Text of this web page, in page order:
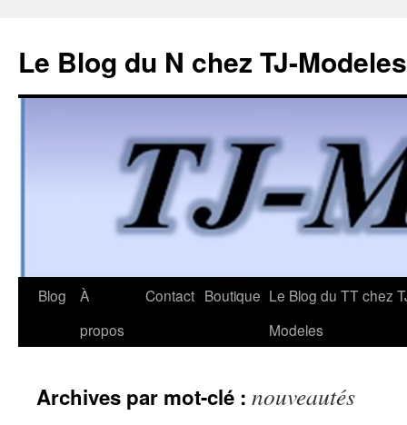
Le Blog du N chez TJ-Modeles
Aller
Blog
À
propos
Contact Boutique Le Blog du TT chez
Modeles
Archives par mot-clé : nouveautés